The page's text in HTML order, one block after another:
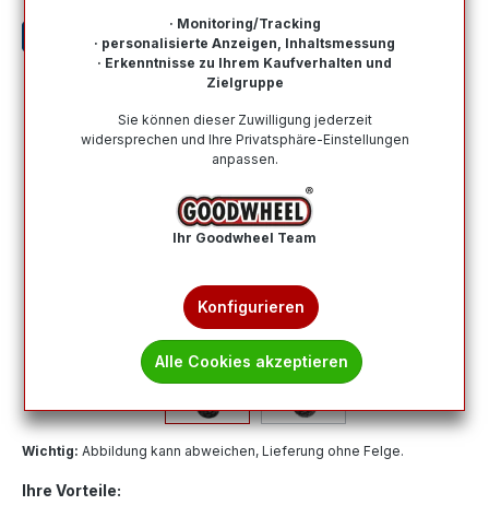
Wichtig: Abbildung kann abweichen, Lieferung ohne Felge.
Ihre Vorteile:
· Monitoring/Tracking
· personalisierte Anzeigen, Inhaltsmessung
· Erkenntnisse zu Ihrem Kaufverhalten und
Zielgruppe
Sie können dieser Zuwilligung jederzeit
widersprechen und Ihre Privatsphäre-Einstellungen
anpassen.
Ihr Goodwheel Team
Konfigurieren
Alle Cookies akzeptieren